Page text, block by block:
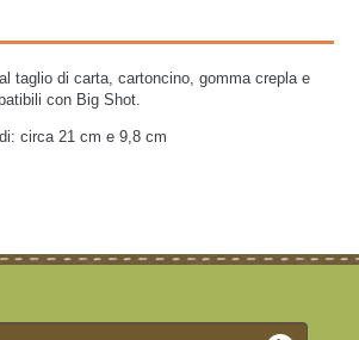
taglio di carta, cartoncino, gomma crepla e
con Big Shot.
circa 21 cm e 9,8 cm